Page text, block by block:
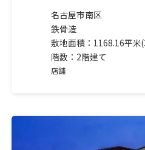
名古屋市南区
鉄骨造
敷地面積：1168.16平米
階数：2階建て
店舗